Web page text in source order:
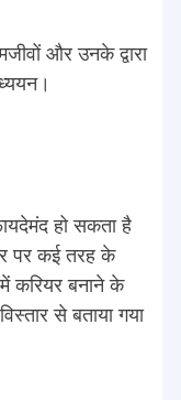
और उनके द्वारा
हो सकता है
पर कई तरह के
में करियर बनाने के
से बताया गया